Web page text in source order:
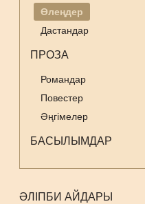
Өлеңдер
Дастандар
ПРОЗА
Романдар
Повестер
Әңгімелер
БАСЫЛЫМДАР
ӘЛІПБИ АЙДАРЫ